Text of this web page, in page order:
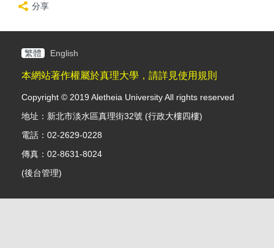
分享
繁體 English
本網站著作權屬於真理大學，請詳見使用規則
Copyright © 2019 Aletheia University All rights reserved
地址：新北市淡水區真理街32號 (行政大樓四樓)
電話：02-2629-0228
傳真：02-8631-8024
(後台管理)